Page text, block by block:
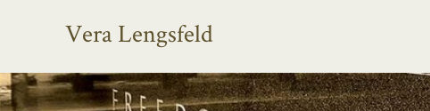
Vera Lengsfeld